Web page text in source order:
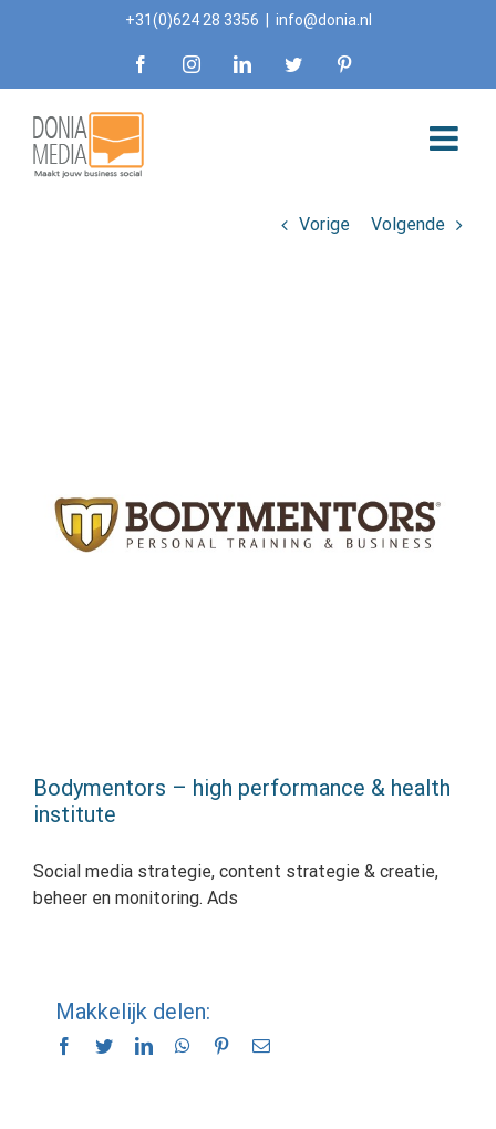
+31(0)624 28 3356 info@donia.nl
FacebookInstagramLinkedInTwitter
Vorige Volgende
Bodymentors – high performance & health
institute
Social media strategie, content strategie & creatie,
beheer en monitoring. Ads
Makkelijk delen:
Facebook
TwitterLinkedInWhatsApp
Pinterest
E-